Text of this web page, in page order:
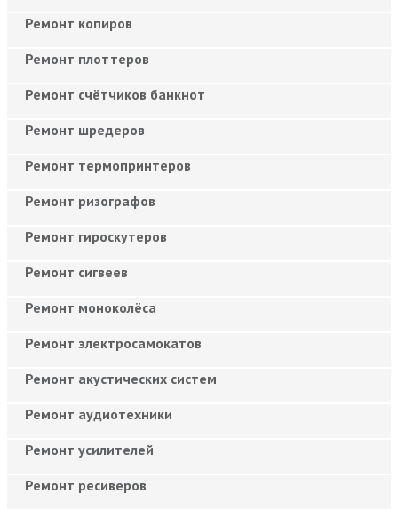
Ремонт копиров
Ремонт плоттеров
Ремонт счётчиков банкнот
Ремонт шредеров
Ремонт термопринтеров
Ремонт ризографов
Ремонт гироскутеров
Ремонт сигвеев
Ремонт моноколёса
Ремонт электросамокатов
Ремонт акустических систем
Ремонт аудиотехники
Ремонт усилителей
Ремонт ресиверов